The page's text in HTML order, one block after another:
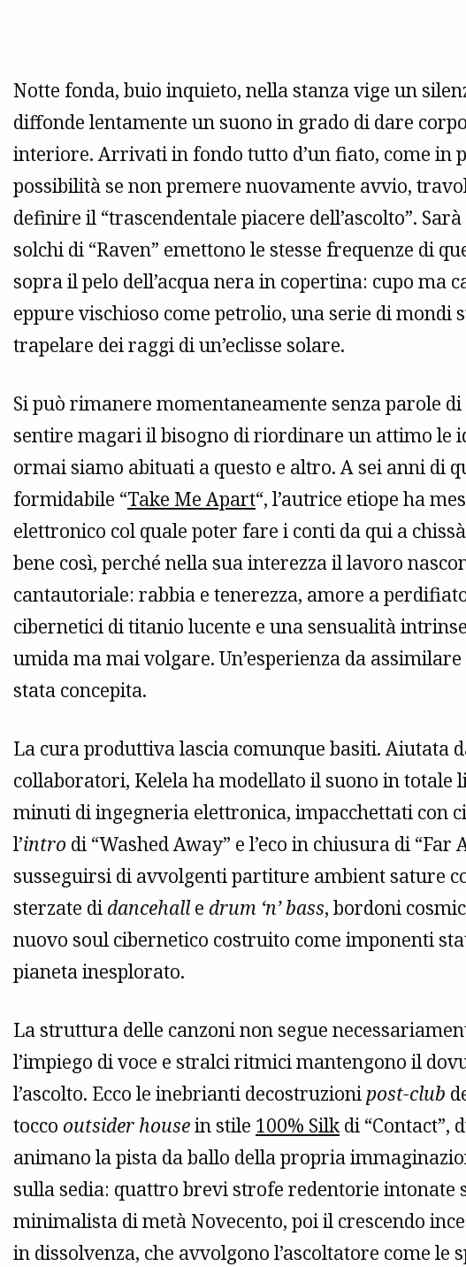
Notte fonda, buio inquieto, nella stanza vige un
diffonde lentamente un suono in grado di dare
interiore. Arrivati in fondo tutto d’un fiato, come in
possibilità se non premere nuovamente avvio,
definire il “trascendentale piacere dell’ascolto”.
solchi di “Raven” emettono le stesse frequenze di
sopra il pelo dell’acqua nera in copertina: cupo ma
eppure vischioso come petrolio, una serie di mondi
trapelare dei raggi di un’eclisse solare.
Si può rimanere momentaneamente senza parole
sentire magari il bisogno di riordinare un attimo le
ormai siamo abituati a questo e altro. A sei anni di
formidabile “Take Me Apart“, l’autrice etiope ha
elettronico col quale poter fare i conti da qui a
bene così, perché nella sua interezza il lavoro
cantautoriale: rabbia e tenerezza, amore a
cibernetici di titanio lucente e una sensualità
umida ma mai volgare. Un’esperienza da
stata concepita.
La cura produttiva lascia comunque basiti. Aiutata
collaboratori, Kelela ha modellato il suono in totale
minuti di ingegneria elettronica, impacchettati con
l’intro di “Washed Away” e l’eco in chiusura di
susseguirsi di avvolgenti partiture ambient sature
sterzate di dancehalle drum ‘n’ bass, bordoni
nuovo soul cibernetico costruito come imponenti
pianeta inesplorato.
La struttura delle canzoni non segue
l’impiego di voce e stralci ritmici mantengono il
l’ascolto. Ecco le inebrianti decostruzioni post-club
tocco outsider housein stile 100% Silkdi “Contact”,
animano la pista da ballo della propria
sulla sedia: quattro brevi strofe redentorie intonate
minimalista di metà Novecento, poi il crescendo
in dissolvenza, che avvolgono l’ascoltatore come le